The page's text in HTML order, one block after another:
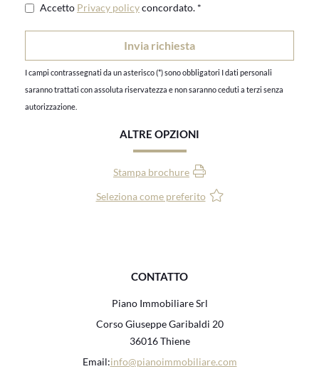
Accetto Privacy policyconcordato. *
I campi contrassegnati da un asterisco (*) sono obbligatori I dati personali
saranno trattati con assoluta riservatezza e non saranno ceduti a terzi senza
autorizzazione.
ALTRE OPZIONI
Stampa brochure
Seleziona come preferito
CONTATTO
Piano Immobiliare Srl
Corso Giuseppe Garibaldi 20
36016 Thiene
Email:info@pianoimmobiliare.com